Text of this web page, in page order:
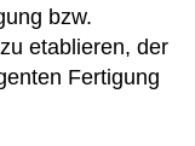
bzw.
etablieren, der
Fertigung